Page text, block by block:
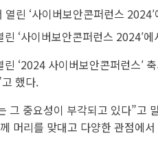
‘사이버보안콘퍼런스 2024′
‘2024 사이버보안콘퍼런스′
했다.
중요성이 부각되고 있다”고
머리를 맞대고 다양한 관점에